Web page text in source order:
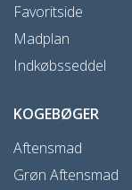
Favoritside
Madplan
Indkøbsseddel
KOGEBØGER
Aftensmad
Grøn Aftensmad